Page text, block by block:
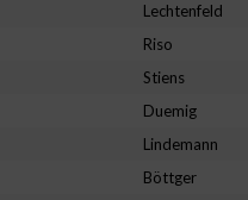
Lechtenfeld
Riso
Stiens
Duemig
Lindemann
Böttger